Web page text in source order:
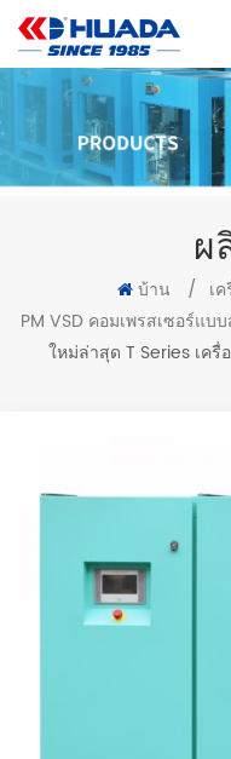
ผ
บ้าน / เ
PM VSD คอมเพรสเซอร์แบ
ใหม่ล่าสุด T Series เค